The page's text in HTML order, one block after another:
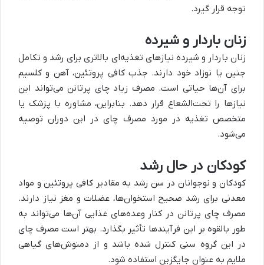
توجه قرار گیرد.
زنان باردار و شیرده
زنان باردار و شیرده نیازهای تغذیه‌ای بالاتری برای رشد و تکامل
جنین یا نوزاد خود دارند. جذب کافی پروتئین، آهن و کلسیم
برای آن‌ها حیاتی است. مصرف زیاد چای پرتانن می‌تواند این
نیازها را تحت‌الشعاع قرار دهد. بنابراین، مشاوره با پزشک یا
متخصص تغذیه در مورد مصرف چای در این دوران توصیه
می‌شود.
کودکان در حال رشد
کودکان و نوجوانان در سن رشد به مقادیر کافی پروتئین و مواد
معدنی برای رشد صحیح استخوان‌ها، عضلات و مغز نیاز دارند.
مصرف چای پرتانن در کنار وعده‌های غذایی آن‌ها می‌تواند به
طور بالقوه بر این فرآیندها تأثیر بگذارد. بهتر است مصرف چای
در این گروه سنی کنترل شده باشد و از دمنوش‌های گیاهی
ملایم به عنوان جایگزین استفاده شود.